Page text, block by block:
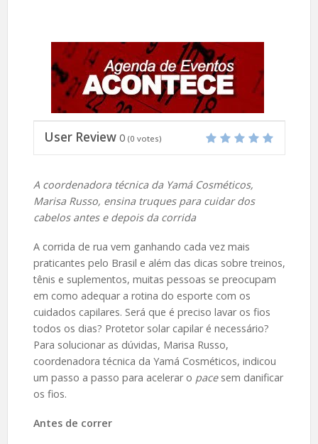
User Review 0 (0 votes)
A coordenadora técnica da Yamá Cosméticos,
Marisa Russo, ensina truques para cuidar dos
cabelos antes e depois da corrida
A corrida de rua vem ganhando cada vez mais
praticantes pelo Brasil e além das dicas sobre treinos,
tênis e suplementos, muitas pessoas se preocupam
em como adequar a rotina do esporte com os
cuidados capilares. Será que é preciso lavar os fios
todos os dias? Protetor solar capilar é necessário?
Para solucionar as dúvidas, Marisa Russo,
coordenadora técnica da Yamá Cosméticos, indicou
um passo a passo para acelerar o pace sem danificar
os fios.
Antes de correr